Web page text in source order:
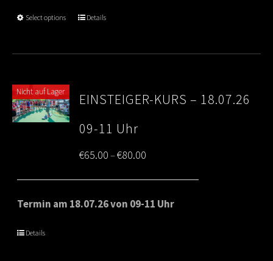
Select options Details
Nicht auf Lager
EINSTEIGER-KURS – 18.07.26
09-11 Uhr
€65.00–€80.00
range:
€65.00
Termin am 18.07.26 von 09-11 Uhr
Details